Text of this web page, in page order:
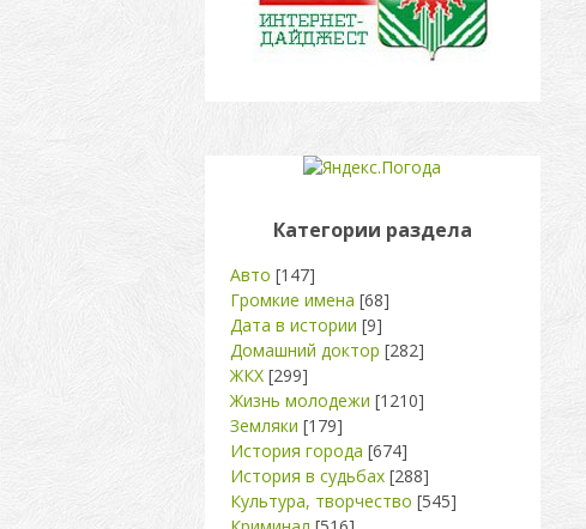
Категории раздела
Авто [147]
Громкие имена [68]
Дата в истории [9]
Домашний доктор [282]
ЖКХ [299]
Жизнь молодежи [1210]
Земляки [179]
История города [674]
История в судьбах [288]
Культура, творчество [545]